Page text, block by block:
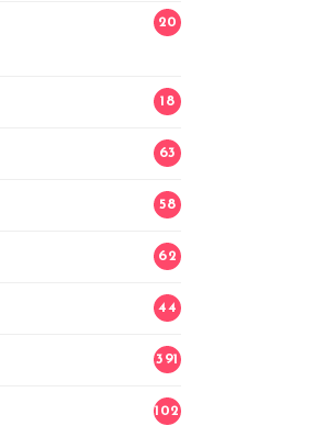
20
18
63
58
62
44
391
102